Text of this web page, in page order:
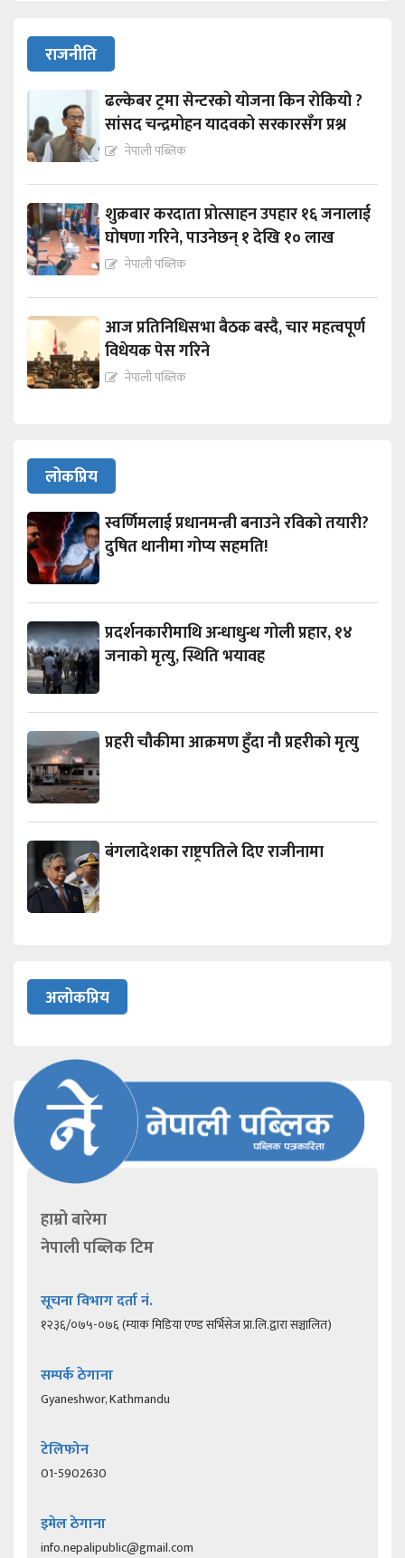
राजनीति
ढल्केबर ट्रमा सेन्टरको योजना किन रोकियो ?
सांसद चन्द्रमोहन यादवको सरकारसँग प्रश्न
नेपाली पब्लिक
शुक्रबार करदाता प्रोत्साहन उपहार १६ जनालाई
घोषणा गरिने, पाउनेछन् १ देखि १० लाख
नेपाली पब्लिक
आज प्रतिनिधिसभा बैठक बस्दै, चार महत्वपूर्ण
विधेयक पेस गरिने
नेपाली पब्लिक
लोकप्रिय
स्वर्णिमलाई प्रधानमन्त्री बनाउने रविको तयारी?
दुषित थानीमा गोप्य सहमति!
प्रदर्शनकारीमाथि अन्धाधुन्ध गोली प्रहार, १४
जनाको मृत्यु, स्थिति भयावह
प्रहरी चौकीमा आक्रमण हुँदा नौ प्रहरीको मृत्यु
बंगलादेशका राष्ट्रपतिले दिए राजीनामा
अलोकप्रिय
हाम्रो बारेमा
नेपाली पब्लिक टिम
सूचना विभाग दर्ता नं.
१२३६/०७५-०७६ (म्याक मिडिया एण्ड सर्भिसेज प्रा.लि.द्वारा सञ्चालित)
सम्पर्क ठेगाना
Gyaneshwor, Kathmandu
टेलिफोन
01-5902630
इमेल ठेगाना
info.nepalipublic@gmail.com